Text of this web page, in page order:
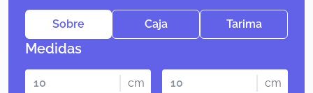
Sobre Caja Tarima
Medidas
cm cm